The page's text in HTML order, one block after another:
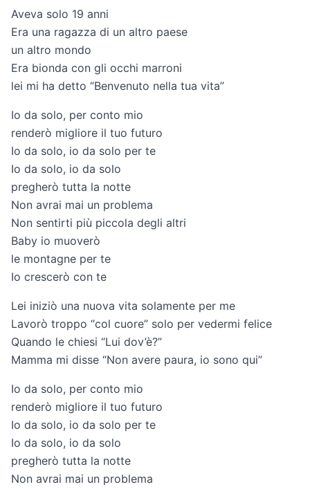
Aveva solo 19 anni
Era una ragazza di un altro paese
un altro mondo
Era bionda con gli occhi marroni
lei mi ha detto “Benvenuto nella tua vita”
Io da solo, per conto mio
renderò migliore il tuo futuro
Io da solo, io da solo per te
Io da solo, io da solo
pregherò tutta la notte
Non avrai mai un problema
Non sentirti più piccola degli altri
Baby io muoverò
le montagne per te
Io crescerò con te
Lei iniziò una nuova vita solamente per me
Lavorò troppo “col cuore” solo per vedermi felice
Quando le chiesi “Lui dov’è?”
Mamma mi disse “Non avere paura, io sono qui”
Io da solo, per conto mio
renderò migliore il tuo futuro
Io da solo, io da solo per te
Io da solo, io da solo
pregherò tutta la notte
Non avrai mai un problema